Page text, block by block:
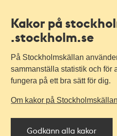
Kakor på
.stockholm.se
På Stockholmskällan
sammanställa statistik och för
fungera på ett bra sätt för dig.
Om kakor på Stockholmskällan
Godkänn alla kakor